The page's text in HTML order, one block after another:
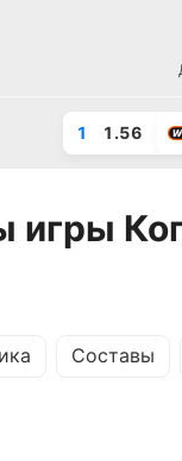
1 1.56
игры
Составы